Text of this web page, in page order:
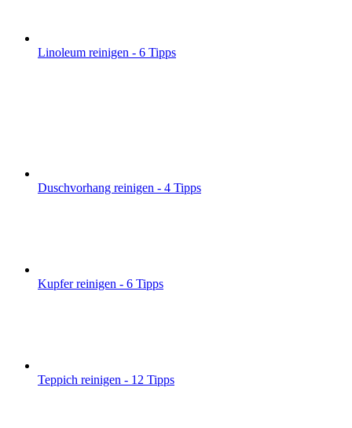
Linoleum reinigen - 6 Tipps
Duschvorhang reinigen - 4 Tipps
Kupfer reinigen - 6 Tipps
Teppich reinigen - 12 Tipps